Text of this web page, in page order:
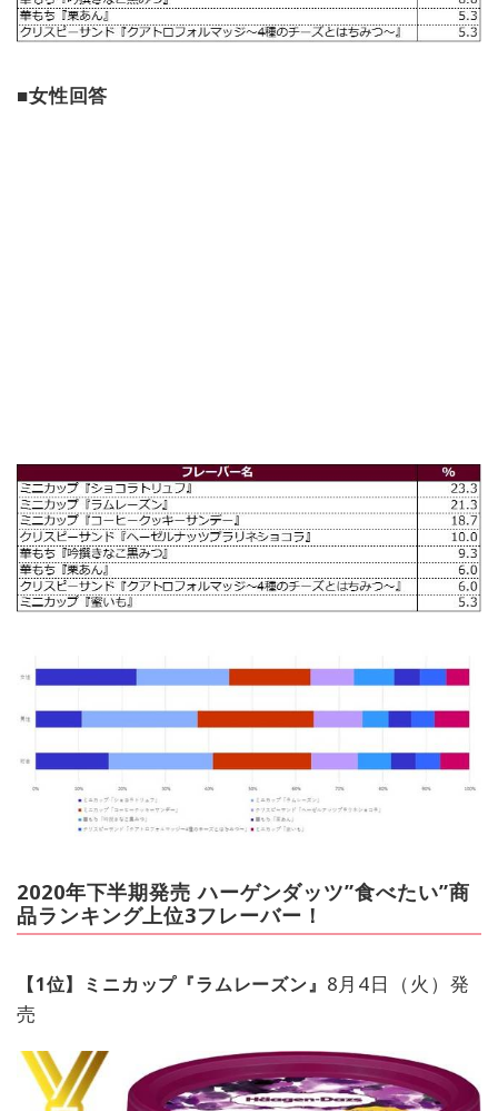
■女性回答
2020年下半期発売 ハーゲンダッツ”食べたい”商
品ランキング上位3フレーバー！
【1位】ミニカップ『ラムレーズン』 8月4日（火）発
売